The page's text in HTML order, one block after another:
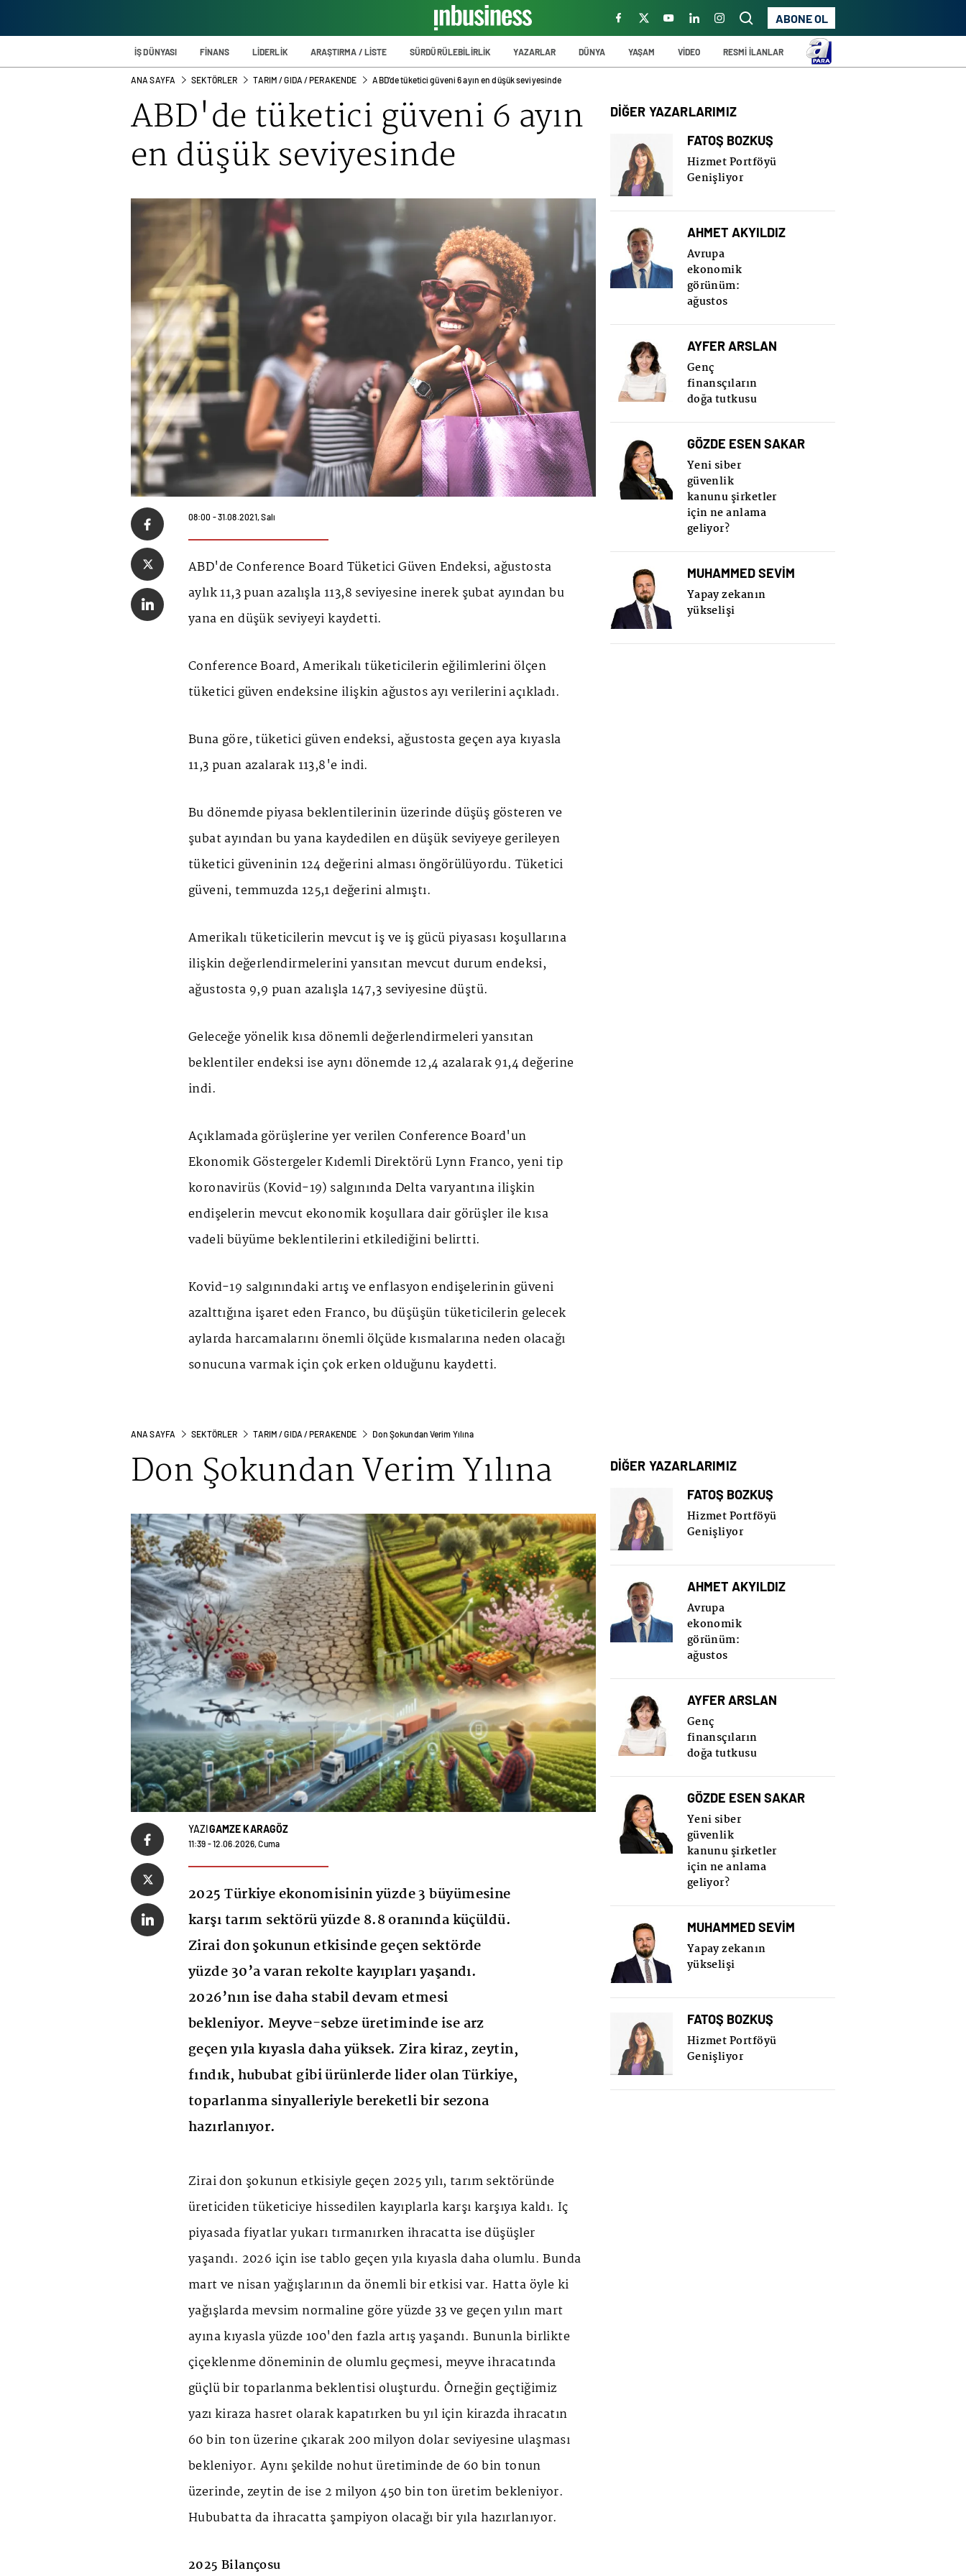
ABONE OL
İŞ DÜNYASI FİNANS LİDERLİK ARAŞTIRMA / LİSTE SÜRDÜRÜLEBİLİRLİK YAZARLAR DÜNYA YAŞAM VİDEO RESMİ İLANLAR
ANA SAYFA SEKTÖRLER TARIM / GIDA / PERAKENDE ABD'de tüketici güveni 6 ayın en düşük seviyesinde
ABD'de tüketici güveni 6 ayın
en düşük seviyesinde
08:00 - 31.08.2021, Salı
ABD'de Conference Board Tüketici Güven Endeksi, ağustosta
aylık 11,3 puan azalışla 113,8 seviyesine inerek şubat ayından bu
yana en düşük seviyeyi kaydetti.
Conference Board, Amerikalı tüketicilerin eğilimlerini ölçen
tüketici güven endeksine ilişkin ağustos ayı verilerini açıkladı.
Buna göre, tüketici güven endeksi, ağustosta geçen aya kıyasla
11,3 puan azalarak 113,8'e indi.
Bu dönemde piyasa beklentilerinin üzerinde düşüş gösteren ve
şubat ayından bu yana kaydedilen en düşük seviyeye gerileyen
tüketici güveninin 124 değerini alması öngörülüyordu. Tüketici
güveni, temmuzda 125,1 değerini almıştı.
Amerikalı tüketicilerin mevcut iş ve iş gücü piyasası koşullarına
ilişkin değerlendirmelerini yansıtan mevcut durum endeksi,
ağustosta 9,9 puan azalışla 147,3 seviyesine düştü.
Geleceğe yönelik kısa dönemli değerlendirmeleri yansıtan
beklentiler endeksi ise aynı dönemde 12,4 azalarak 91,4 değerine
indi.
Açıklamada görüşlerine yer verilen Conference Board'un
Ekonomik Göstergeler Kıdemli Direktörü Lynn Franco, yeni tip
koronavirüs (Kovid-19) salgınında Delta varyantına ilişkin
endişelerin mevcut ekonomik koşullara dair görüşler ile kısa
vadeli büyüme beklentilerini etkilediğini belirtti.
Kovid-19 salgınındaki artış ve enflasyon endişelerinin güveni
azalttığına işaret eden Franco, bu düşüşün tüketicilerin gelecek
aylarda harcamalarını önemli ölçüde kısmalarına neden olacağı
sonucuna varmak için çok erken olduğunu kaydetti.
DİĞER YAZARLARIMIZ
FATOŞ BOZKUŞ
Hizmet Portföyü
Genişliyor
AHMET AKYILDIZ
Avrupa
ekonomik
görünüm:
ağustos
AYFER ARSLAN
Genç
finansçıların
doğa tutkusu
GÖZDE ESEN SAKAR
Yeni siber
güvenlik
kanunu şirketler
için ne anlama
geliyor?
MUHAMMED SEVİM
Yapay zekanın
yükselişi
ANA SAYFA SEKTÖRLER TARIM / GIDA / PERAKENDE Don Şokundan Verim Yılına
Don Şokundan Verim Yılına
YAZIGAMZE KARAGÖZ
11:39 - 12.06.2026, Cuma
2025 Türkiye ekonomisinin yüzde 3 büyümesine
karşı tarım sektörü yüzde 8.8 oranında küçüldü.
Zirai don şokunun etkisinde geçen sektörde
yüzde 30’a varan rekolte kayıpları yaşandı.
2026’nın ise daha stabil devam etmesi
bekleniyor. Meyve-sebze üretiminde ise arz
geçen yıla kıyasla daha yüksek. Zira kiraz, zeytin,
fındık, hububat gibi ürünlerde lider olan Türkiye,
toparlanma sinyalleriyle bereketli bir sezona
hazırlanıyor.
Zirai don şokunun etkisiyle geçen 2025 yılı, tarım sektöründe
üreticiden tüketiciye hissedilen kayıplarla karşı karşıya kaldı. İç
piyasada fiyatlar yukarı tırmanırken ihracatta ise düşüşler
yaşandı. 2026 için ise tablo geçen yıla kıyasla daha olumlu. Bunda
mart ve nisan yağışlarının da önemli bir etkisi var. Hatta öyle ki
yağışlarda mevsim normaline göre yüzde 33 ve geçen yılın mart
ayına kıyasla yüzde 100'den fazla artış yaşandı. Bununla birlikte
çiçeklenme döneminin de olumlu geçmesi, meyve ihracatında
güçlü bir toparlanma beklentisi oluşturdu. Örneğin geçtiğimiz
yazı kiraza hasret olarak kapatırken bu yıl için kirazda ihracatın
60 bin ton üzerine çıkarak 200 milyon dolar seviyesine ulaşması
bekleniyor. Aynı şekilde nohut üretiminde de 60 bin tonun
üzerinde, zeytin de ise 2 milyon 450 bin ton üretim bekleniyor.
Hububatta da ihracatta şampiyon olacağı bir yıla hazırlanıyor.
2025 Bilançosu
DİĞER YAZARLARIMIZ
FATOŞ BOZKUŞ
Hizmet Portföyü
Genişliyor
AHMET AKYILDIZ
Avrupa
ekonomik
görünüm:
ağustos
AYFER ARSLAN
Genç
finansçıların
doğa tutkusu
GÖZDE ESEN SAKAR
Yeni siber
güvenlik
kanunu şirketler
için ne anlama
geliyor?
MUHAMMED SEVİM
Yapay zekanın
yükselişi
FATOŞ BOZKUŞ
Hizmet Portföyü
Genişliyor